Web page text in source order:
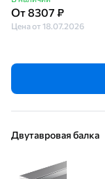
От 8307 ₽
Цена от 18.07.2026
Двутавровая балка